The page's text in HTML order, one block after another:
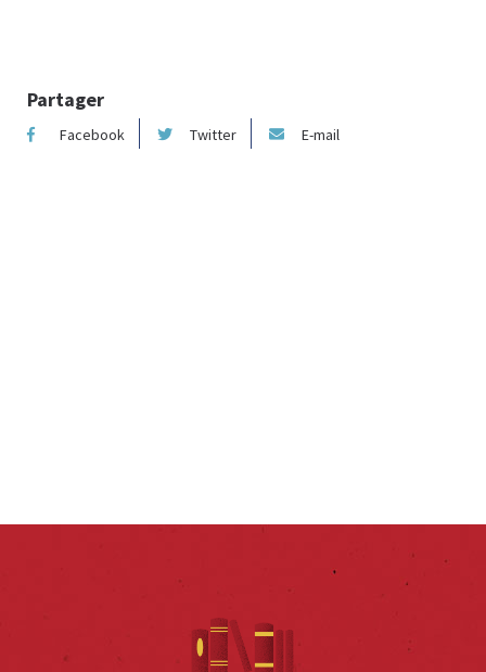
Partager
Facebook Twitter E-mail